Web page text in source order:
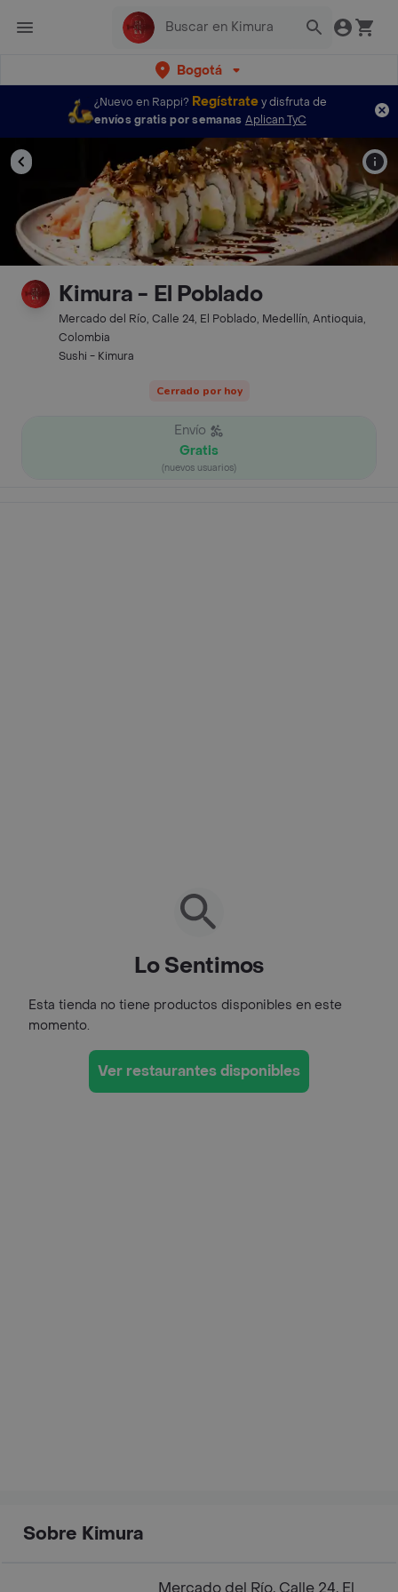
Bogotá
¿Nuevo en Rappi? Regístratey disfruta de
envíos gratis por semanas Aplican TyC
Kimura - El Poblado
Mercado del Río, Calle 24, El Poblado, Medellín, Antioquia,
Colombia
Sushi - Kimura
Cerrado por hoy
Envío
Gratis
(nuevos usuarios)
Lo Sentimos
Esta tienda no tiene productos disponibles en este
momento.
Ver restaurantes disponibles
Sobre Kimura
Mercado del Río, Calle 24, El